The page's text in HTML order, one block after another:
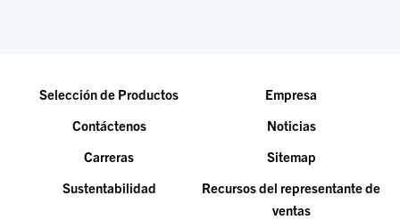
Selección de Productos
Empresa
Contáctenos
Noticias
Carreras
Sitemap
Sustentabilidad
Recursos del representante de
ventas